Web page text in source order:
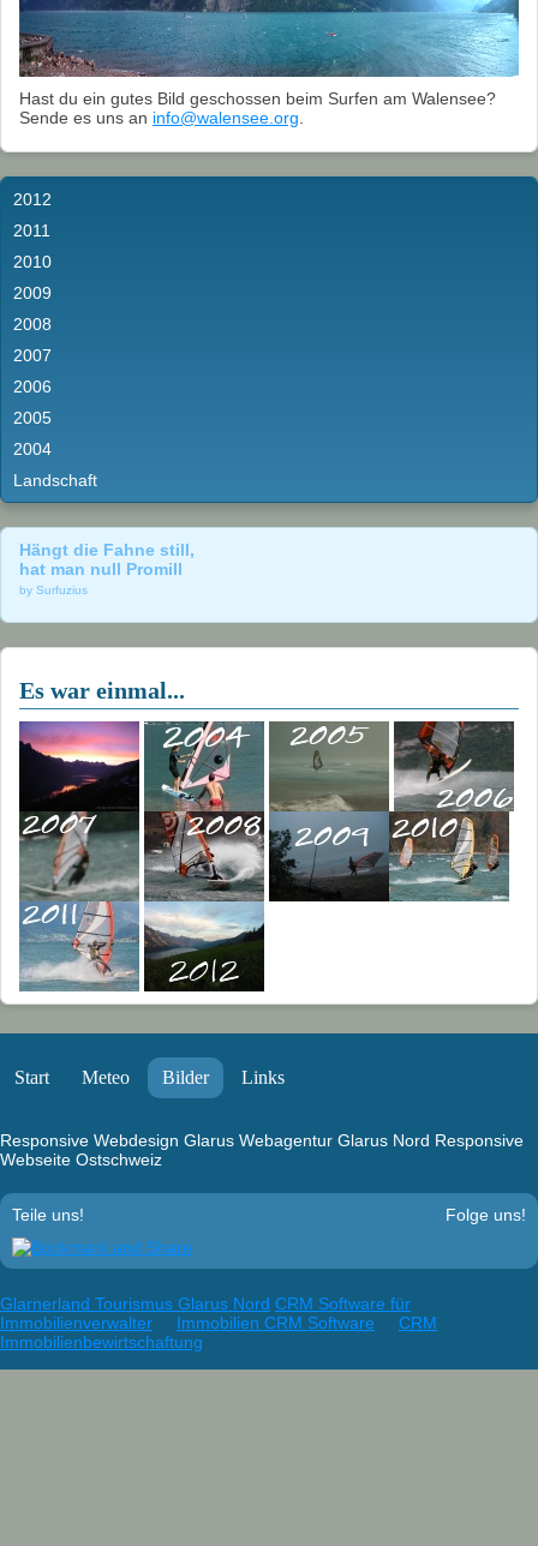
Hast du ein gutes Bild geschossen beim Surfen am Walensee?
Sende es uns an info@walensee.org
2012
2011
2010
2009
2008
2007
2006
2005
2004
Landschaft
Hängt die Fahne still,
hat man null Promill
by Surfuzius
Es war einmal...
Start Meteo Bilder Links
Responsive Webdesign Glarus Webagentur Glarus Nord Responsive
Webseite Ostschweiz
Teile uns! Folge uns!
Glarnerland Tourismus Glarus Nord CRM Software für
Immobilienverwalter
Immobilien CRM Software
CRM
Immobilienbewirtschaftung